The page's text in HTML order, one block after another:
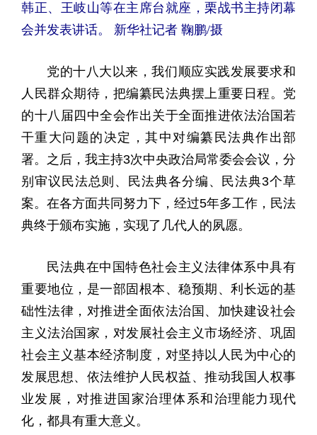
韩正、王岐山等在主席台就座，栗战书主持闭幕
会并发表讲话。 新华社记者 鞠鹏/摄
党的十八大以来，我们顺应实践发展要求和
人民群众期待，把编纂民法典摆上重要日程。党
的十八届四中全会作出关于全面推进依法治国若
干重大问题的决定，其中对编纂民法典作出部
署。之后，我主持3次中央政治局常委会会议，分
别审议民法总则、民法典各分编、民法典3个草
案。在各方面共同努力下，经过5年多工作，民法
典终于颁布实施，实现了几代人的夙愿。
民法典在中国特色社会主义法律体系中具有
重要地位，是一部固根本、稳预期、利长远的基
础性法律，对推进全面依法治国、加快建设社会
主义法治国家，对发展社会主义市场经济、巩固
社会主义基本经济制度，对坚持以人民为中心的
发展思想、依法维护人民权益、推动我国人权事
业发展，对推进国家治理体系和治理能力现代
化，都具有重大意义。